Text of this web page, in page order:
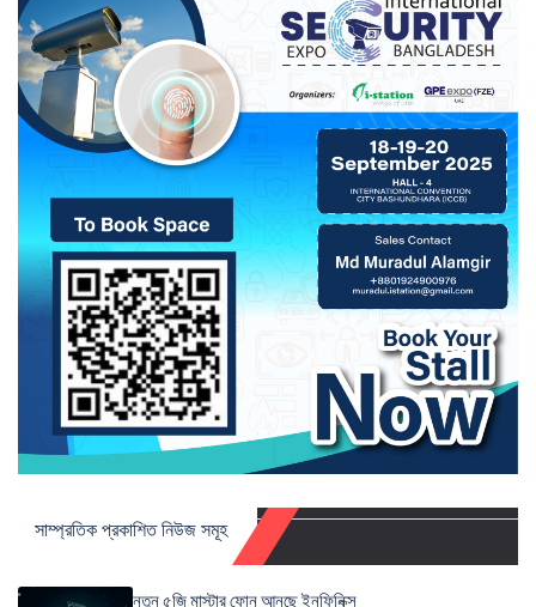
সাম্প্রতিক প্রকাশিত নিউজ সমূহ
নতুন ৫জি মাস্টার ফোন আনছে ইনফিনিক্স